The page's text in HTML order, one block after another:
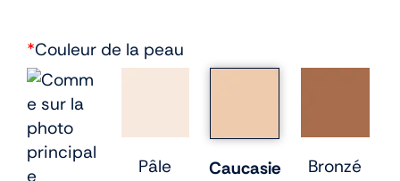
*Couleur de la peau
Pâle
Caucasie
Bronzé